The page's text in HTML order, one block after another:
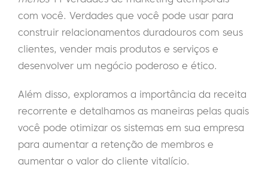
com você. Verdades que você pode usar para
construir relacionamentos duradouros com seus
clientes, vender mais produtos e serviços e
desenvolver um negócio poderoso e ético.
Além disso, exploramos a importância da receita
recorrente e detalhamos as maneiras pelas quais
você pode otimizar os sistemas em sua empresa
para aumentar a retenção de membros e
aumentar o valor do cliente vitalício.